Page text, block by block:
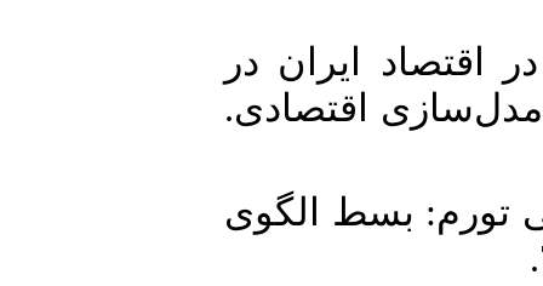
رشد نقدینگی در اقتصاد ایران در
اقتصادی.
وحید. (1383). هزینه رفاهی تورم: بسط الگوی